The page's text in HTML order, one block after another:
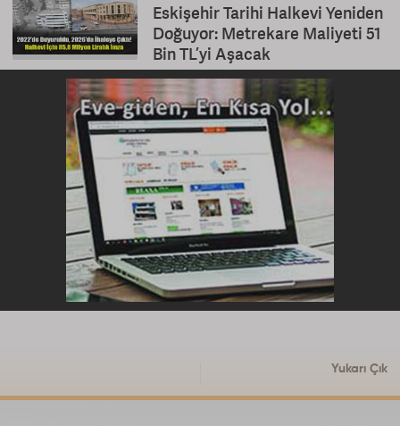
Eskişehir Tarihi Halkevi Yeniden
Doğuyor: Metrekare Maliyeti 51
Bin TL’yi Aşacak
Yukarı Çık